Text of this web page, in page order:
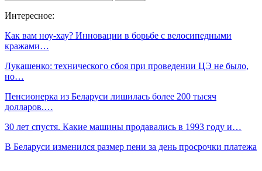
Интересное:
Как вам ноу-хау? Инновации в борьбе с велосипедными
кражами…
Лукашенко: технического сбоя при проведении ЦЭ не было,
но…
Пенсионерка из Беларуси лишилась более 200 тысяч
долларов.…
30 лет спустя. Какие машины продавались в 1993 году и…
В Беларуси изменился размер пени за день просрочки платежа